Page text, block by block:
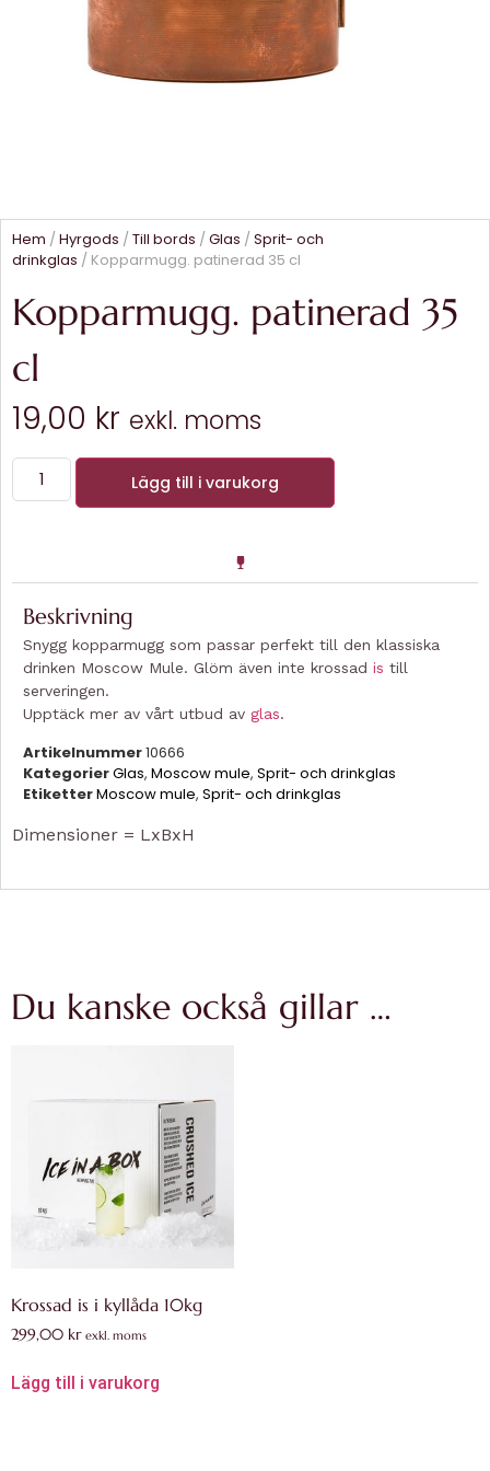
Hem /Hyrgods /Till bords /Glas /Sprit- och
drinkglas / Kopparmugg. patinerad 35 cl
Kopparmugg. patinerad 35
cl
19,00 kr exkl. moms
Lägg till i varukorg
Beskrivning
Snygg kopparmugg som passar perfekt till den klassiska
drinken Moscow Mule. Glöm även inte krossad is till
serveringen.
Upptäck mer av vårt utbud av glas.
Artikelnummer10666
KategorierGlas, Moscow mule, Sprit- och drinkglas
EtiketterMoscow mule, Sprit- och drinkglas
Dimensioner = LxBxH
Du kanske också gillar …
Krossad is i kyllåda 10kg
299,00 kr exkl. moms
Lägg till i varukorg